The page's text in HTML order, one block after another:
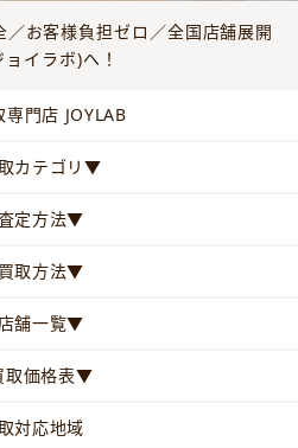
お客様負担ゼロ／全国店舗展開
イラボ)へ！
専門店 JOYLAB
カテゴリ▼
定方法▼
取方法▼
舗一覧▼
価格表▼
対応地域